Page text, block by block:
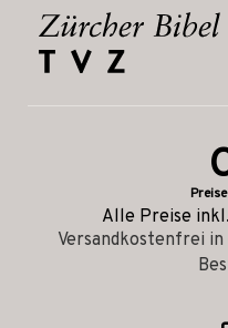
Alle Preise
Versandkostenfrei in